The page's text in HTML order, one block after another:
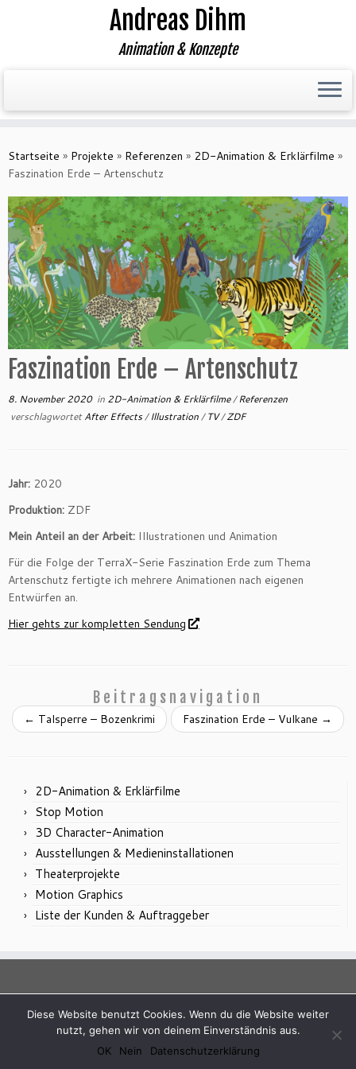
Inhalt
springen
Andreas Dihm
Animation & Konzepte
Startseite » Projekte » Referenzen » 2D-Animation & Erklärfilme »
Faszination Erde – Artenschutz
Faszination Erde – Artenschutz
8. November 2020in 2D-Animation & Erklärfilme/Referenzen
verschlagwortetAfter Effects/Illustration/TV/ZDF
Jahr: 2020
Produktion: ZDF
Mein Anteil an der Arbeit: Illustrationen und Animation
Für die Folge der TerraX-Serie Faszination Erde zum Thema
Artenschutz fertigte ich mehrere Animationen nach eigenen
Entwürfen an.
Hier gehts zur kompletten Sendung
Beitragsnavigation
← Talsperre – Bozenkrimi Faszination Erde – Vulkane →
2D-Animation & Erklärfilme
Stop Motion
3D Character-Animation
Ausstellungen & Medieninstallationen
Theaterprojekte
Motion Graphics
Liste der Kunden & Auftraggeber
·© 2026 Andreas Dihm·Powered by
·
Entworfen mit demCustomizr-Theme·
Diese Website benutzt Cookies. Wenn du die Website weiter
nutzt, gehen wir von deinem Einverständnis aus.
OK
Nein Datenschutzerklärung